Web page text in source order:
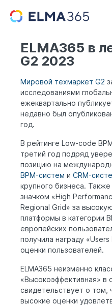
ELMA365 в
G2 2023
Мировой техмаркет G2
исследованиями
ежеквартально
недавно был
год.
В рейтинге Low-code
третий год подряд
позицию на
BPM-систем и CRM-
крупного бизнеса.
значком «High
Regional Grid» за
платформы в категории
европейских
получила награду
оценки пользователей.
ELMA365 неизменно
«Высокоэффективная» в
свидетельствует о том,
высокие оценки